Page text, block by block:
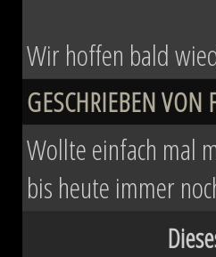
Wir hoffen bald
GESCHRIEBEN
Wollte einfach mal
bis heute immer